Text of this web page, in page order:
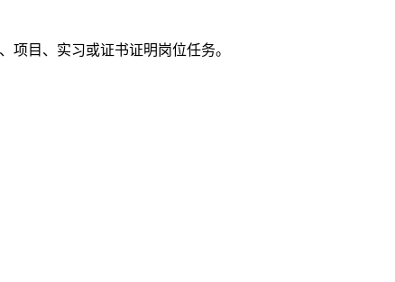
项目、实习或证书证明岗位任务。